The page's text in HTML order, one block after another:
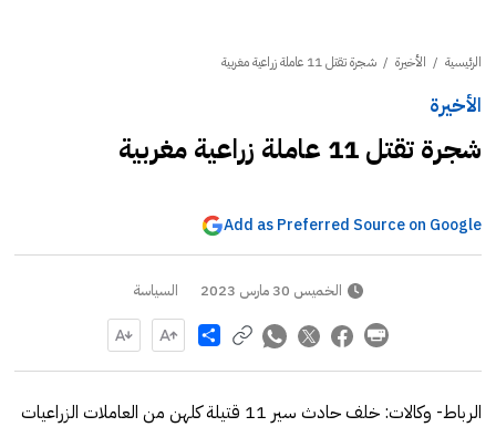
الرئيسية / الأخيرة / شجرة تقتل 11 عاملة زراعية مغربية
الأخيرة
شجرة تقتل 11 عاملة زراعية مغربية
Add as Preferred Source on Google
الخميس 30 مارس 2023 السياسة
Share
الرباط- وكالات: خلف حادث سير 11 قتيلة كلهن من العاملات الزراعيات